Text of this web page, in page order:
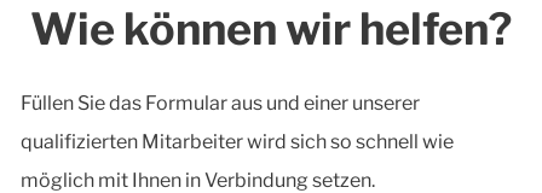
Wie können wir helfen?
Füllen Sie das Formular aus und einer unserer
qualifizierten Mitarbeiter wird sich so schnell wie
möglich mit Ihnen in Verbindung setzen.